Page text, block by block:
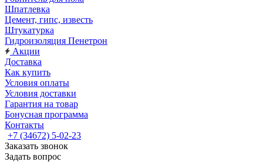
Шпатлевка
Цемент, гипс, известь
Штукатурка
Гидроизоляция Пенетрон
Акции
Доставка
Как купить
Условия оплаты
Условия доставки
Гарантия на товар
Бонусная программа
Контакты
+7 (34672) 5-02-23
Заказать звонок
Задать вопрос